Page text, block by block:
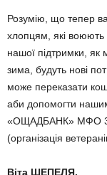
Розумію, що тепер
хлопцям, які
нашої підтримки, як
зима, будуть нові
може перека­зати
аби допомогти
«ОЩАДБАНК» МФО
(організація
Віта ШЕПЕЛЯ.